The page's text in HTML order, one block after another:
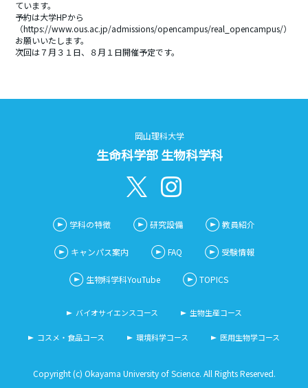
ています。
予約は大学HPから
（https://www.ous.ac.jp/admissions/opencampus/real_opencampus/）
お願いいたします。
次回は７月３１日、８月１日開催予定です。
岡山理科大学
生命科学部 生物科学科
学科の特徴 研究設備 教員紹介
キャンパス案内 FAQ 受験情報
生物科学科YouTube TOPICS
バイオサイエンスコース 生物生産コース
コスメ・食品コース 環境科学コース 医用生物学コース
Copyright (c) Okayama University of Science. All Rights Reserved.